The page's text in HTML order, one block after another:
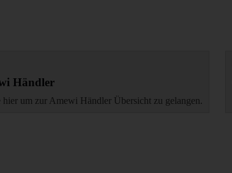
Händler
um zur Amewi Händler Übersicht zu gelangen.